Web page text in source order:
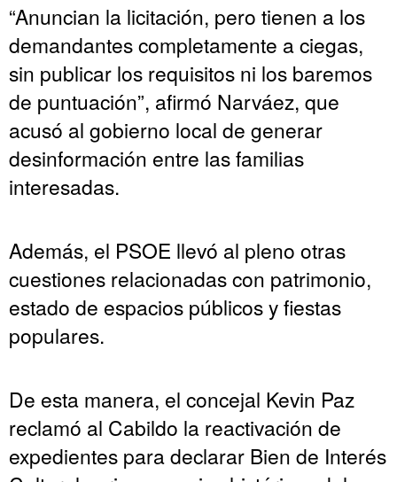
“Anuncian la licitación, pero tienen a los
demandantes completamente a ciegas,
sin publicar los requisitos ni los baremos
de puntuación”, afirmó Narváez, que
acusó al gobierno local de generar
desinformación entre las familias
interesadas.
Además, el PSOE llevó al pleno otras
cuestiones relacionadas con patrimonio,
estado de espacios públicos y fiestas
populares.
De esta manera, el concejal Kevin Paz
reclamó al Cabildo la reactivación de
expedientes para declarar Bien de Interés